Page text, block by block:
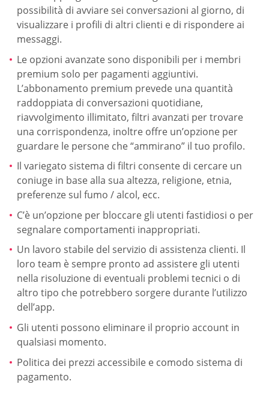
possibilità di avviare sei conversazioni al giorno, di
visualizzare i profili di altri clienti e di rispondere ai
messaggi.
Le opzioni avanzate sono disponibili per i membri
premium solo per pagamenti aggiuntivi.
L’abbonamento premium prevede una quantità
raddoppiata di conversazioni quotidiane,
riavvolgimento illimitato, filtri avanzati per trovare
una corrispondenza, inoltre offre un’opzione per
guardare le persone che “ammirano” il tuo profilo.
Il variegato sistema di filtri consente di cercare un
coniuge in base alla sua altezza, religione, etnia,
preferenze sul fumo / alcol, ecc.
C’è un’opzione per bloccare gli utenti fastidiosi o per
segnalare comportamenti inappropriati.
Un lavoro stabile del servizio di assistenza clienti. Il
loro team è sempre pronto ad assistere gli utenti
nella risoluzione di eventuali problemi tecnici o di
altro tipo che potrebbero sorgere durante l’utilizzo
dell’app.
Gli utenti possono eliminare il proprio account in
qualsiasi momento.
Politica dei prezzi accessibile e comodo sistema di
pagamento.